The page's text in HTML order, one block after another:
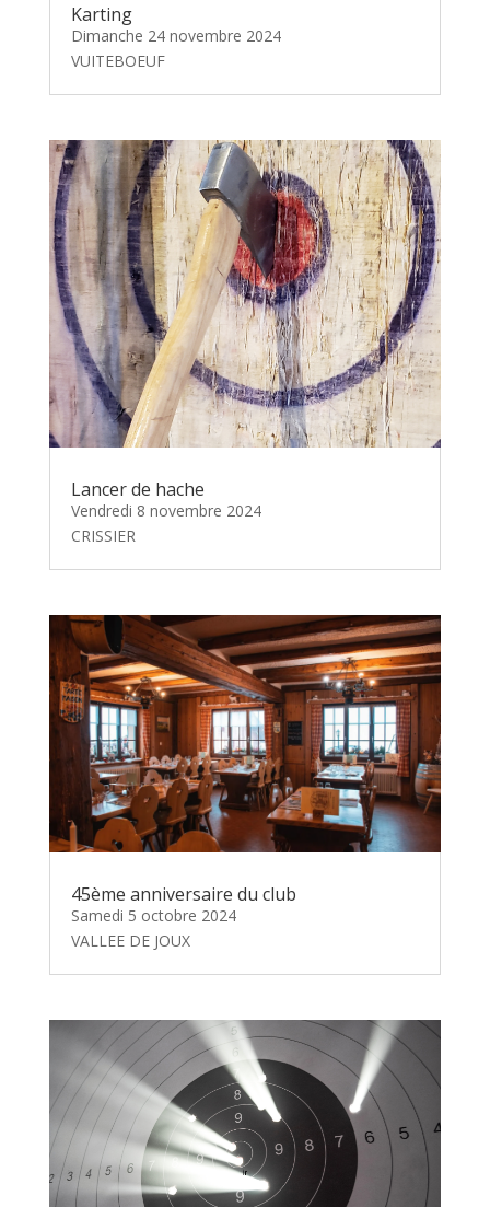
Karting
Dimanche 24 novembre 2024
VUITEBOEUF
Lancer de hache
Vendredi 8 novembre 2024
CRISSIER
45ème anniversaire du club
Samedi 5 octobre 2024
VALLEE DE JOUX